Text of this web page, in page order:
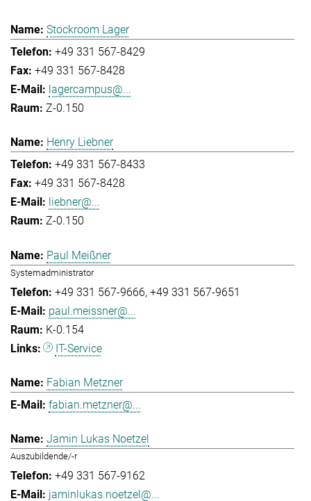
Stockroom Lager
+49 331 567-8429
+49 331 567-8428
lagercampus@...
Z-0.150
Henry Liebner
+49 331 567-8433
+49 331 567-8428
liebner@...
Z-0.150
Paul Meißner
Systemadministrator
+49 331 567-9666 +49 331 567-9651
paul.meissner@...
K-0.154
IT-Service
Fabian Metzner
fabian.metzner@...
Jamin Lukas Noetzel
Auszubildende/-r
+49 331 567-9162
jaminlukas.noetzel@...